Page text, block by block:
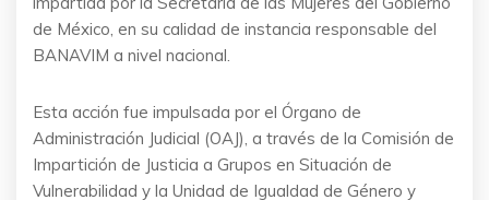
de México, en su calidad de instancia responsable del
BANAVIM a nivel nacional.
Esta acción fue impulsada por el Órgano de
Administración Judicial (OAJ), a través de la Comisión de
Impartición de Justicia a Grupos en Situación de
Vulnerabilidad y la Unidad de Igualdad de Género y